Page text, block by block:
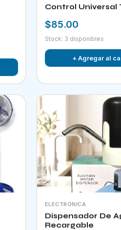
Control Universal
$85.00
Stock: 3 disponibles
+ Agregar al
ELECTRÓNICA
Dispensador De
Recargable